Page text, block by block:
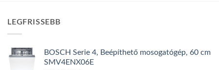
LEGFRISSEBB
BOSCH Serie 4, Beépíthető mosogatógép, 60 cm
SMV4ENX06E